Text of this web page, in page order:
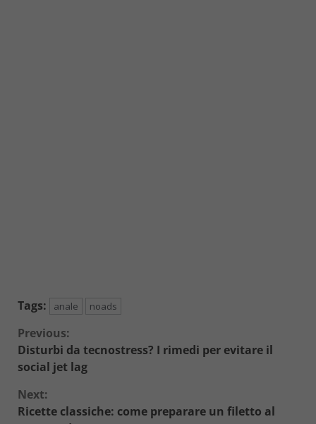
Tags: anale noads
Continue
Reading
Previous:
Disturbi da tecnostress? I rimedi per evitare il
social jet lag
Next:
Ricette classiche: come preparare un filetto al